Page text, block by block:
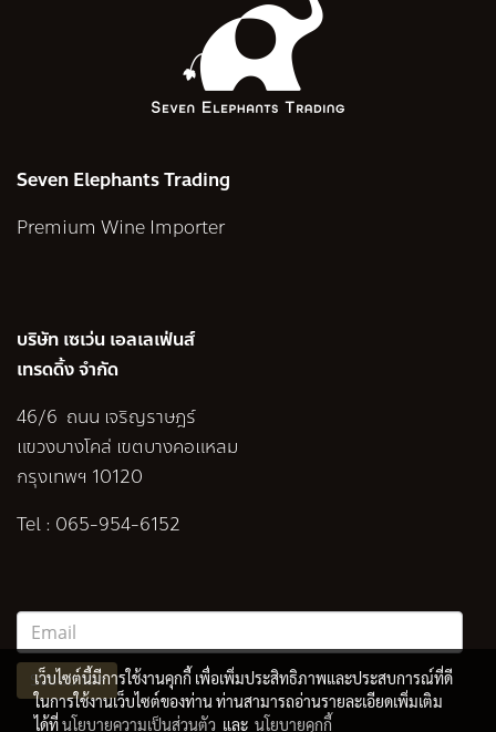
Seven Elephants Trading
Premium Wine Importer
บริษัท เซเว่น เอลเลเฟ่นส์
เทรดดิ้ง จำกัด
46/6 ถนน เจริญราษฎร์
แขวงบางโคล่ เขตบางคอแหลม
กรุงเทพฯ 10120
Tel : 065-954-6152
Subscribe
เว็บไซต์นี้มีการใช้งานคุกกี้ เพื่อเพิ่มประสิทธิภาพและประสบการณ์ที่ดี
ในการใช้งานเว็บไซต์ของท่าน ท่านสามารถอ่านรายละเอียดเพิ่มเติม
ได้ที่นโยบายความเป็นส่วนตัว และ นโยบายคุกกี้